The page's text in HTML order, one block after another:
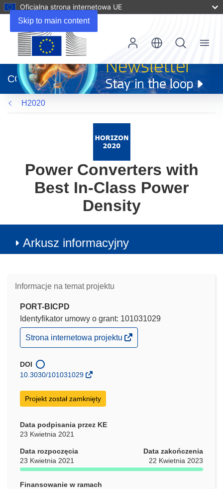
Skip to main content
Oficjalna strona internetowa UE
otworzy
się
w
nowym
oknie)
CORDIS
Menu
H2020
Power Converters with
Best In-Class Power
Density
Arkusz informacyjny
Informacje na temat projektu
PORT-BICPD
Identyfikator umowy o grant: 101031029
(odnośnik
otworzy
w
nowym
Strona internetowa projektu
DOI
10.3030/101031029
Projekt został zamknięty
Data podpisania przez KE
23 Kwietnia 2021
Data rozpoczęcia
23 Kwietnia 2021
Data zakończenia
22 Kwietnia 2023
Finansowanie w ramach